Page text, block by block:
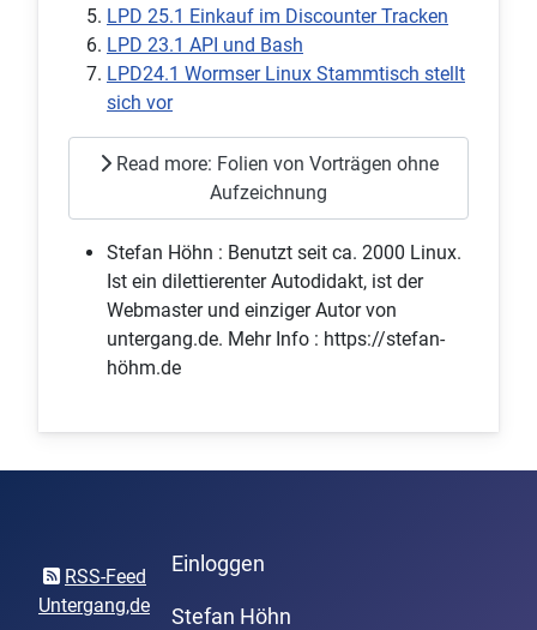
LPD 25.1 Einkauf im Discounter Tracken
LPD 23.1 API und Bash
LPD24.1 Wormser Linux Stammtisch stellt
sich vor
Read more: Folien von Vorträgen ohne
Aufzeichnung
Stefan Höhn : Benutzt seit ca. 2000 Linux.
Ist ein dilettierenter Autodidakt, ist der
Webmaster und einziger Autor von
untergang.de. Mehr Info : https://stefan-
höhm.de
RSS-Feed
Untergang,de
Einloggen
Stefan Höhn